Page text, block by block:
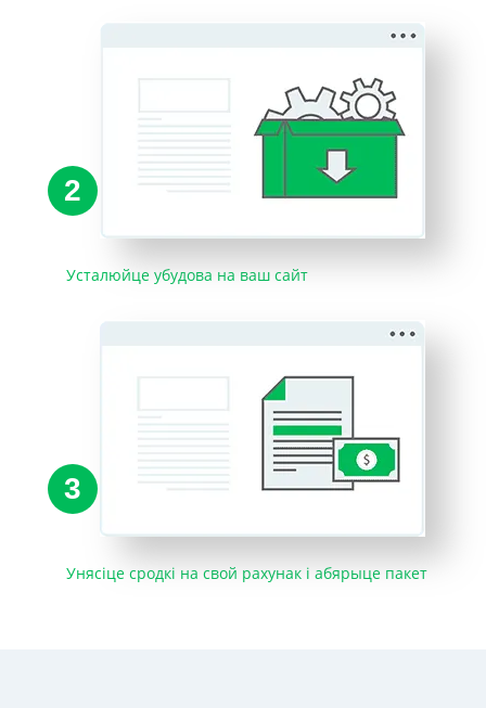
2
Усталюйце убудова на ваш сайт
3
Унясіце сродкі на свой рахунак і абярыце пакет